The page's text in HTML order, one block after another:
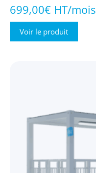
699,00€ HT/mois
Voir le produit